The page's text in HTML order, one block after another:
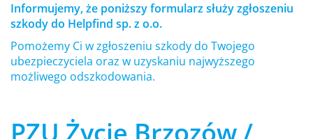
Informujemy, że poniższy formularz służy zgłoszeniu
szkody do Helpfind sp. z o.o.
Pomożemy Ci w zgłoszeniu szkody do Twojego
ubezpieczyciela oraz w uzyskaniu najwyższego
możliwego odszkodowania.